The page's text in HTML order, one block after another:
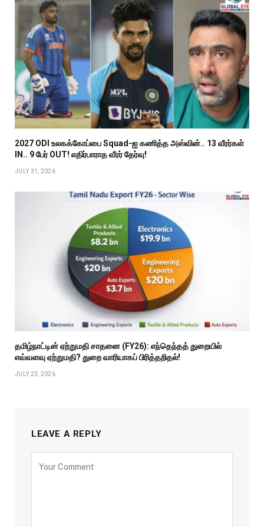
2027 ODI உலகக்கோப்பை Squad-ஐ கணித்த அஸ்வின்.. 13 வீரர்கள்
IN.. 9 பேர் OUT! எதிர்பாராத வீரர் தேர்வு!
JULY 31, 2026
தமிழ்நாட்டின் ஏற்றுமதி சாதனை (FY26): எந்தெந்தத் துறையில்
எவ்வளவு ஏற்றுமதி? துறை வாரியாகப் பிரித்தறிதல்!
JULY 23, 2026
LEAVE A REPLY